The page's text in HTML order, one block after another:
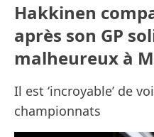
Hakkinen
après son GP
malheureux à
Il est ‘incroyable’ de
championnats